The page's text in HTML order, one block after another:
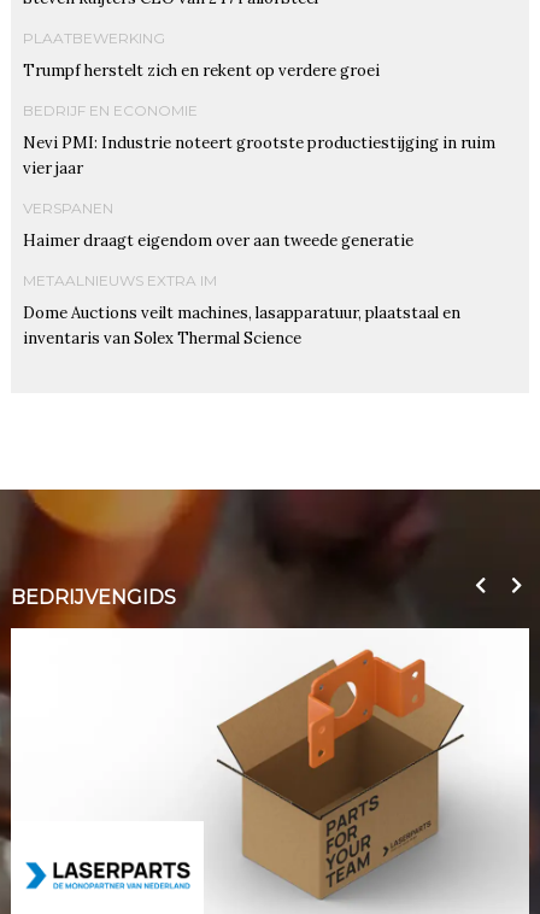
PLAATBEWERKING
Trumpf herstelt zich en rekent op verdere groei
BEDRIJF EN ECONOMIE
Nevi PMI: Industrie noteert grootste productiestijging in ruim
vier jaar
VERSPANEN
Haimer draagt eigendom over aan tweede generatie
METAALNIEUWS EXTRA IM
Dome Auctions veilt machines, lasapparatuur, plaatstaal en
inventaris van Solex Thermal Science
BEDRIJVENGIDS